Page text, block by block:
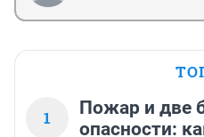
1
Пожар и две
опасности: